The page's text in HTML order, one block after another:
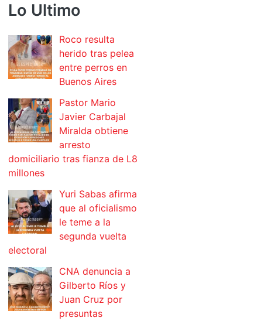
Lo Ultimo
Roco resulta
herido tras pelea
entre perros en
Buenos Aires
Pastor Mario
Javier Carbajal
Miralda obtiene
arresto
domiciliario tras fianza de L8
millones
Yuri Sabas afirma
que al oficialismo
le teme a la
segunda vuelta
electoral
CNA denuncia a
Gilberto Ríos y
Juan Cruz por
presuntas